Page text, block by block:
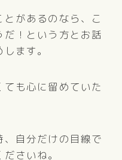
があるのなら、こ
！という方とお話
ます。
も心に留めていた
自分だけの目線で
さいね。